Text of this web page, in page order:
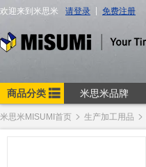
米思米MISUMI首页 生产加工用品